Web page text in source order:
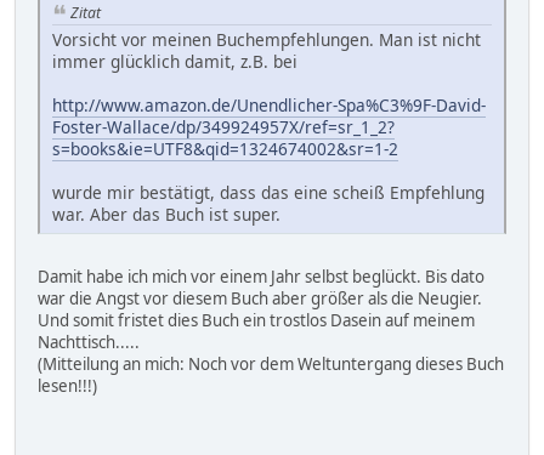
Zitat
Vorsicht vor meinen Buchempfehlungen. Man ist nicht
immer glücklich damit, z.B. bei
http://www.amazon.de/Unendlicher-Spa%C3%9F-David-
Foster-Wallace/dp/349924957X/ref=sr_1_2?
s=books&ie=UTF8&qid=1324674002&sr=1-2
wurde mir bestätigt, dass das eine scheiß Empfehlung
war. Aber das Buch ist super.
Damit habe ich mich vor einem Jahr selbst beglückt. Bis dato
war die Angst vor diesem Buch aber größer als die Neugier.
Und somit fristet dies Buch ein trostlos Dasein auf meinem
Nachttisch.....
(Mitteilung an mich: Noch vor dem Weltuntergang dieses Buch
lesen!!!)